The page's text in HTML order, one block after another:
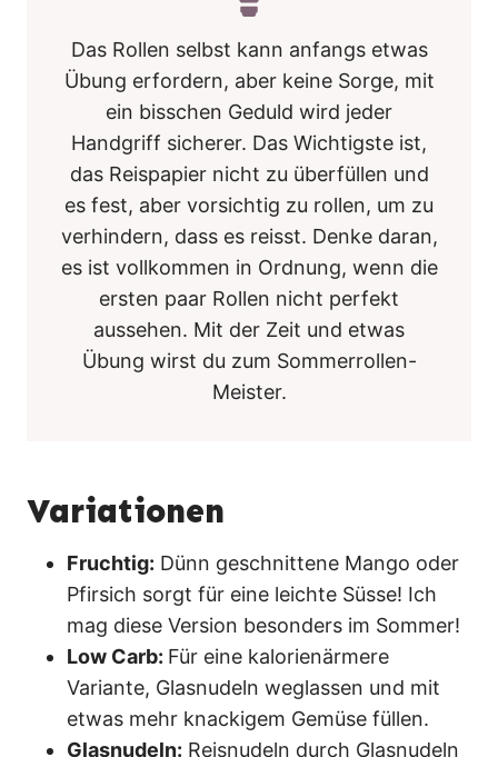
Das Rollen selbst kann anfangs etwas
Übung erfordern, aber keine Sorge, mit
ein bisschen Geduld wird jeder
Handgriff sicherer. Das Wichtigste ist,
das Reispapier nicht zu überfüllen und
es fest, aber vorsichtig zu rollen, um zu
verhindern, dass es reisst. Denke daran,
es ist vollkommen in Ordnung, wenn die
ersten paar Rollen nicht perfekt
aussehen. Mit der Zeit und etwas
Übung wirst du zum Sommerrollen-
Meister.
Variationen
Fruchtig: Dünn geschnittene Mango oder
Pfirsich sorgt für eine leichte Süsse! Ich
mag diese Version besonders im Sommer!
Low Carb: Für eine kalorienärmere
Variante, Glasnudeln weglassen und mit
etwas mehr knackigem Gemüse füllen.
Glasnudeln: Reisnudeln durch Glasnudeln